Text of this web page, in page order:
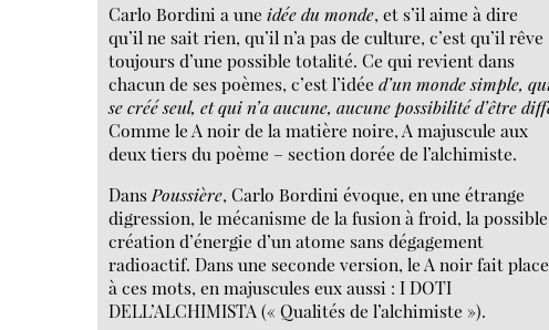
Carlo Bordini a uneidée du monde, et s’il aime à dire
qu’il ne sait rien, qu’il n’a pas de culture, c’est qu’il rêve
toujours d’une possible totalité. Ce qui revient dans
chacun de ses poèmes, c’est l’idéed’un monde simple,
se créé seul, et qui n’a aucune, aucune possibilité d’être
Comme le A noir de la matière noire, A majuscule aux
deux tiers du poème – section dorée de l’alchimiste.
Dans Poussière, Carlo Bordini évoque, en une étrange
digression, le mécanisme de la fusion à froid, la possible
création d’énergie d’un atome sans dégagement
radioactif. Dans une seconde version, le A noir fait place
à ces mots, en majuscules eux aussi : I DOTI
DELL’ALCHIMISTA (« Qualités de l’alchimiste »).